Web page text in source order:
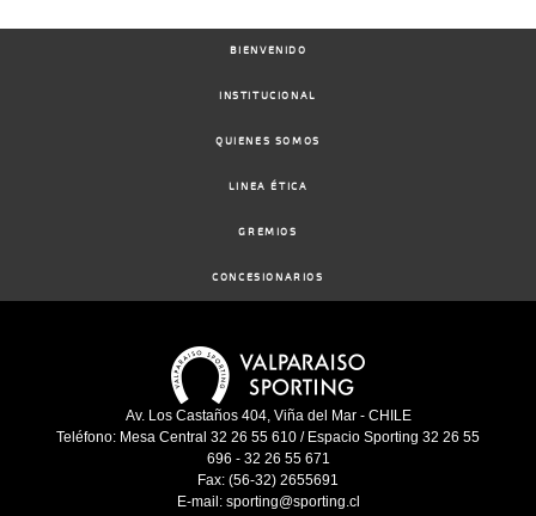
BIENVENIDO
INSTITUCIONAL
QUIENES SOMOS
LINEA ÉTICA
GREMIOS
CONCESIONARIOS
Av. Los Castaños 404, Viña del Mar - CHILE
Teléfono: Mesa Central 32 26 55 610 / Espacio Sporting 32 26 55
696 - 32 26 55 671
Fax: (56-32) 2655691
E-mail: sporting@sporting.cl